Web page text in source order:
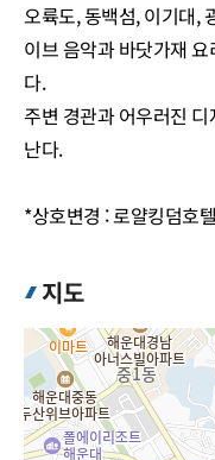
오륙도, 동백섬, 이기대,
이브 음악과 바닷가재
다.
주변 경관과 어우러진
난다.
*상호변경 : 로얄킹덤호
지도